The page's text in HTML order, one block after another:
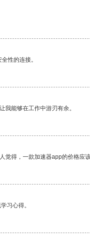
性的连接。
我能够在工作中游刃有余。
得，一款加速器app的价格应
习心得。